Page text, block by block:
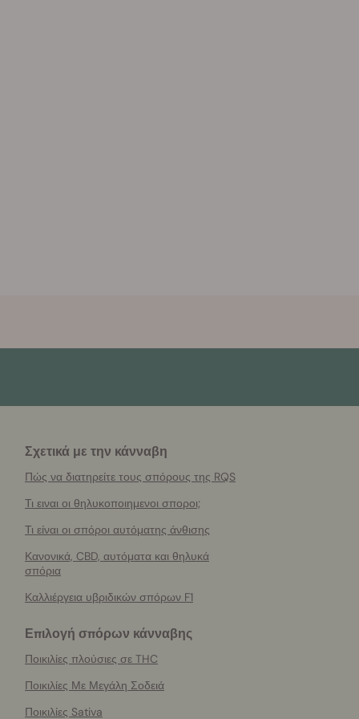
Σχετικά με την κάνναβη
Πώς να διατηρείτε τους σπόρους της RQS
Τι ειναι οι θηλυκοποιημενοι σποροι;
Τι είναι οι σπόροι αυτόματης άνθισης
Κανονικά, CBD, αυτόματα και θηλυκά
σπόρια
Καλλιέργεια υβριδικών σπόρων F1
Επιλογή σπόρων κάνναβης
Ποικιλίες πλούσιες σε THC
Ποικιλίες Με Μεγάλη Σοδειά
Ποικιλίες Sativa